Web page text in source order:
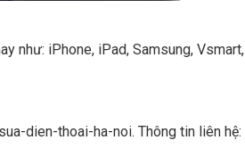
như: iPhone, iPad, Samsung, Vsmart,
dien-thoai-ha-noi. Thông tin liên hệ: